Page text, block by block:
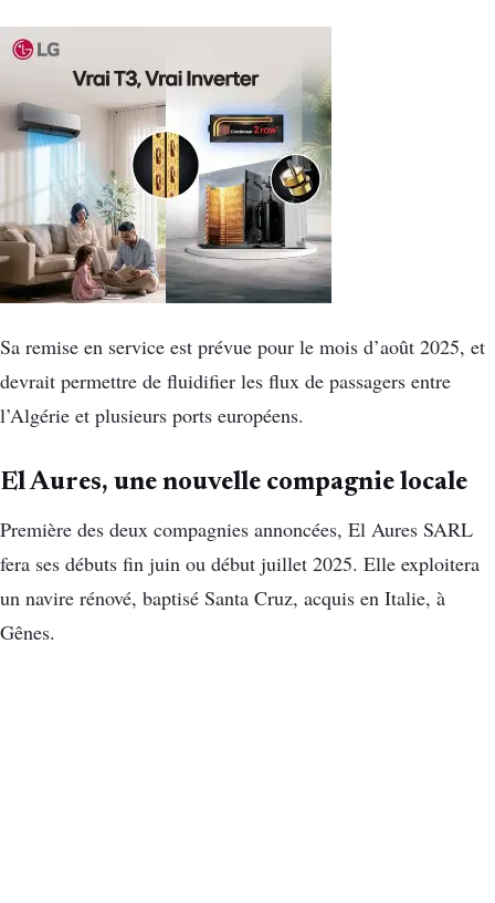
Sa remise en service est prévue pour le mois d’août 2025, et
devrait permettre de fluidifier les flux de passagers entre
l’Algérie et plusieurs ports européens.
El Aures, une nouvelle compagnie locale
Première des deux compagnies annoncées, El Aures SARL
fera ses débuts fin juin ou début juillet 2025. Elle exploitera
un navire rénové, baptisé Santa Cruz, acquis en Italie, à
Gênes.